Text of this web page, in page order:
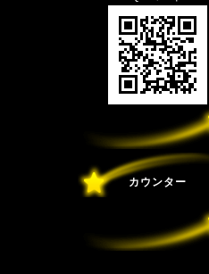
カウンター